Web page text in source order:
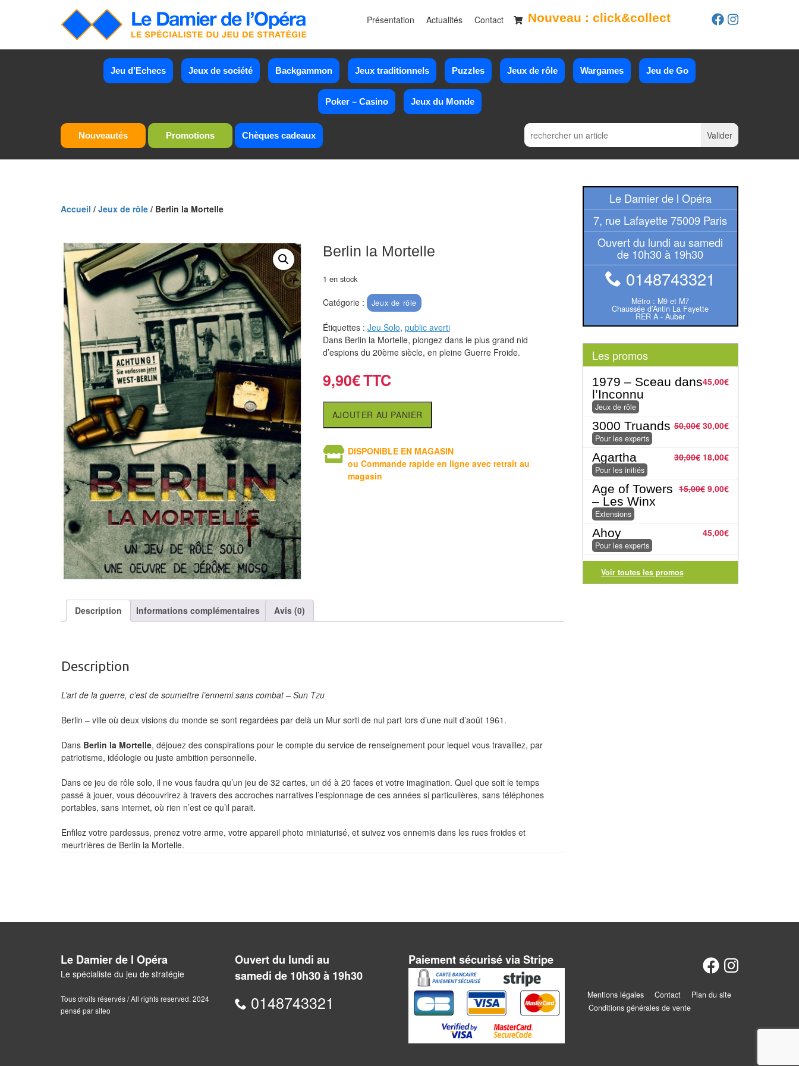
Présentation Actualités Contact Nouveau : click&collect
Jeu d’Echecs Jeux de société Backgammon Jeux traditionnels Puzzles Jeux de rôle Wargames Jeu de Go
Poker – Casino Jeux du Monde
Nouveautés Promotions Chèques cadeaux
Accueil / Jeux de rôle / Berlin la Mortelle
Berlin la Mortelle
1 en stock
Catégorie : Jeux de rôle
Étiquettes : Jeu Solo, public averti
Dans Berlin la Mortelle, plongez dans le plus grand nid
d’espions du 20ème siècle, en pleine Guerre Froide.
9,90€
AJOUTER AU PANIER
DISPONIBLE EN MAGASIN
ou Commande rapide en ligne avec retrait au
magasin
Description Informations complémentaires Avis (0)
Description
L’art de la guerre, c’est de soumettre l’ennemi sans combat – Sun Tzu
Berlin – ville où deux visions du monde se sont regardées par delà un Mur sorti de nul part lors d’une nuit d’août 1961.
Dans Berlin la Mortelle, déjouez des conspirations pour le compte du service de renseignement pour lequel vous travaillez, par
patriotisme, idéologie ou juste ambition personnelle.
Dans ce jeu de rôle solo, il ne vous faudra qu’un jeu de 32 cartes, un dé à 20 faces et votre imagination. Quel que soit le temps
passé à jouer, vous découvrirez à travers des accroches narratives l’espionnage de ces années si particulières, sans téléphones
portables, sans internet, où rien n’est ce qu’il parait.
Enfilez votre pardessus, prenez votre arme, votre appareil photo miniaturisé, et suivez vos ennemis dans les rues froides et
meurtrières de Berlin la Mortelle.
Le Damier de l Opéra
7, rue Lafayette 75009 Paris
Ouvert du lundi au samedi
de 10h30 à 19h30
0148743321
Métro : M9 et M7
Chaussée d’Antin La Fayette
RER A - Auber
Les promos
45,00€
1979 – Sceau dans
l’Inconnu
Jeux de rôle
50,00€ 30,00€
3000 Truands
Pour les experts
30,00€ 18,00€
Agartha
Pour les initiés
15,00€ 9,00€
Age of Towers
– Les Winx
Extensions
45,00€
Ahoy
Pour les experts
Voir toutes les promos
Le Damier de l Opéra
Le spécialiste du jeu de stratégie
Tous droits réservés / All rights reserved. 2024
pensé par siteo
Ouvert du lundi au
samedi de 10h30 à 19h30
0148743321
Paiement sécurisé via Stripe
Mentions légales Contact
Plan du site
Conditions générales de vente